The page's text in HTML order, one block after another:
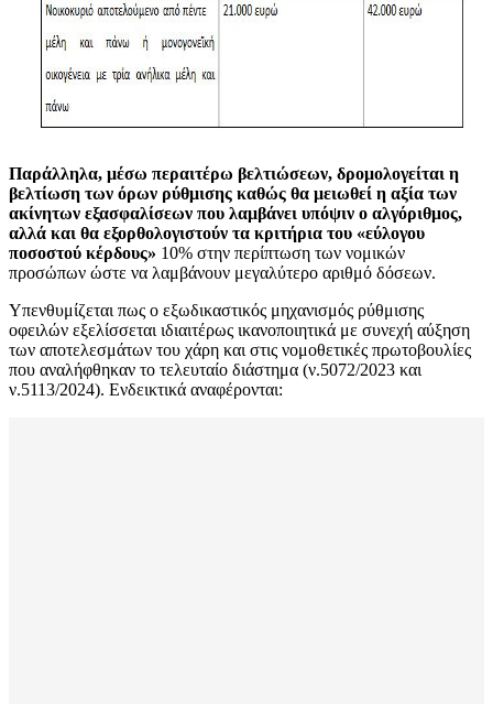
Παράλληλα, μέσω περαιτέρω βελτιώσεων, δρομολογείται η
βελτίωση των όρων ρύθμισης καθώς θα μειωθεί η αξία των
ακίνητων εξασφαλίσεων που λαμβάνει υπόψιν ο αλγόριθμος,
αλλά και θα εξορθολογιστούν τα κριτήρια του «εύλογου
ποσοστού κέρδους» 10% στην περίπτωση των νομικών
προσώπων ώστε να λαμβάνουν μεγαλύτερο αριθμό δόσεων.
Υπενθυμίζεται πως ο εξωδικαστικός μηχανισμός ρύθμισης
οφειλών εξελίσσεται ιδιαιτέρως ικανοποιητικά με συνεχή αύξηση
των αποτελεσμάτων του χάρη και στις νομοθετικές πρωτοβουλίες
που αναλήφθηκαν το τελευταίο διάστημα (ν.5072/2023 και
ν.5113/2024). Ενδεικτικά αναφέρονται: